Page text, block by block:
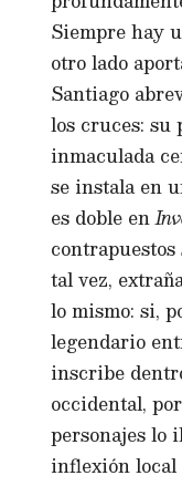
Siempre hay
otro lado
Santiago
los cruces: su
inmaculada
se instala en
es doble en
tal vez,
lo mismo: si,
legendario
inscribe
occidental,
personajes lo
inflexión